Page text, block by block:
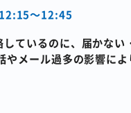
～12:45
ているのに、届かない
やメール過多の影響に